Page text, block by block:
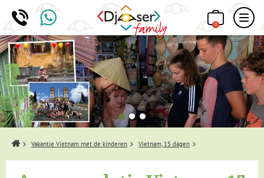
0
Home Vakantie Vietnam met de kinderen Vietnam, 15 dagen